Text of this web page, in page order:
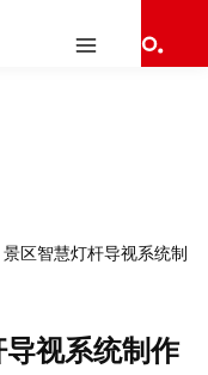
区智慧灯杆导视系统制
视系统制作